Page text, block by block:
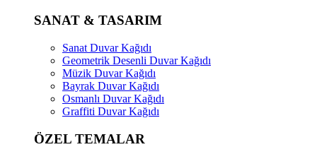
SANAT & TASARIM
Sanat Duvar Kağıdı
Geometrik Desenli Duvar Kağıdı
Müzik Duvar Kağıdı
Bayrak Duvar Kağıdı
Osmanlı Duvar Kağıdı
Graffiti Duvar Kağıdı
ÖZEL TEMALAR